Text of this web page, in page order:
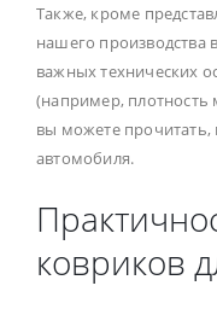
Также, кроме
нашего производства
важных технических
(например, плотность
вы можете прочитать,
автомобиля.
ковриков